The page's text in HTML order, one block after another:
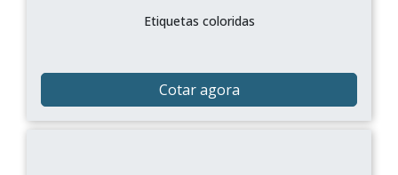
Etiquetas coloridas
Cotar agora